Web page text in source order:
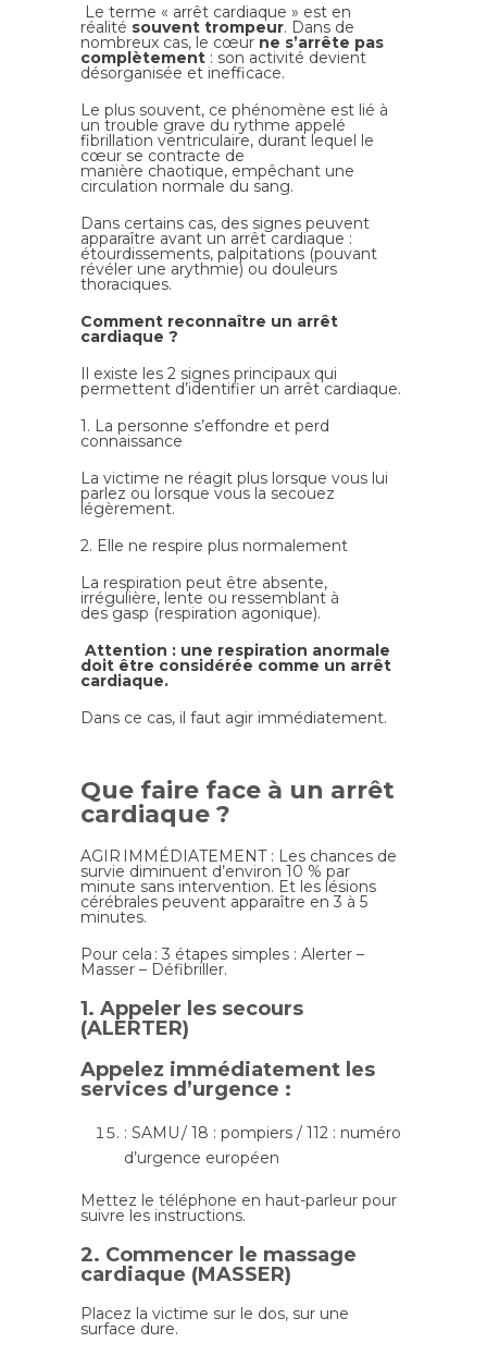
Le terme « arrêt cardiaque » est en
réalité souvent trompeur. Dans de
nombreux cas, le cœur ne s’arrête pas
complètement : son activité devient
désorganisée et inefficace.
Le plus souvent, ce phénomène est lié à
un trouble grave du rythme appelé
fibrillation ventriculaire, durant lequel le
cœur se contracte de
manière chaotique, empêchant une
circulation normale du sang.
Dans certains cas, des signes peuvent
apparaître avant un arrêt cardiaque :
étourdissements, palpitations (pouvant
révéler une arythmie) ou douleurs
thoraciques.
Comment reconnaître un arrêt
cardiaque ?
Il existe les 2 signes principaux qui
permettent d’identifier un arrêt cardiaque.
1. La personne s’effondre et perd
connaissance
La victime ne réagit plus lorsque vous lui
parlez ou lorsque vous la secouez
légèrement.
2. Elle ne respire plus normalement
La respiration peut être absente,
irrégulière, lente ou ressemblant à
des gasp (respiration agonique).
Attention : une respiration anormale
doit être considérée comme un arrêt
cardiaque.
Dans ce cas, il faut agir immédiatement.
Que faire face à un arrêt
cardiaque ?
AGIR IMMÉDIATEMENT : Les chances de
survie diminuent d’environ 10 % par
minute sans intervention. Et les lésions
cérébrales peuvent apparaître en 3 à 5
minutes.
Pour cela : 3 étapes simples : Alerter –
Masser – Défibriller.
1. Appeler les secours
(ALERTER)
Appelez immédiatement les
services d’urgence :
: SAMU / 18 : pompiers / 112 : numéro
d’urgence européen
Mettez le téléphone en haut-parleur pour
suivre les instructions.
2. Commencer le massage
cardiaque (MASSER)
Placez la victime sur le dos, sur une
surface dure.